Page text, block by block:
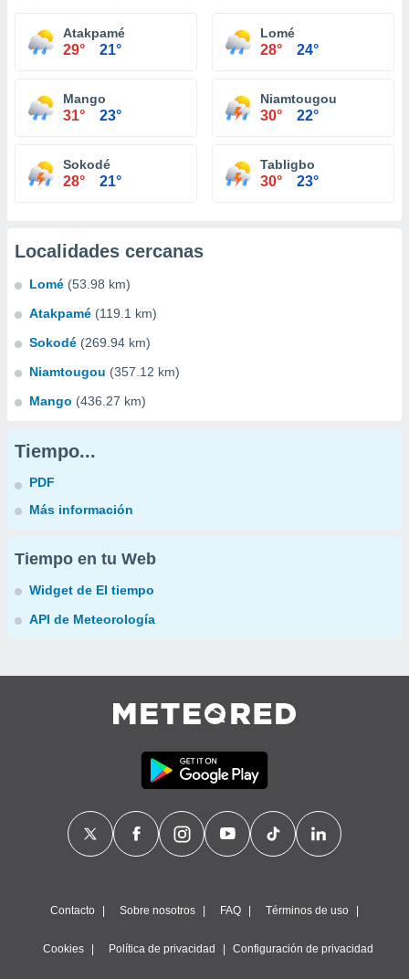
Atakpamé
29° 21°
Lomé
28° 24°
Mango
31° 23°
Niamtougou
30° 22°
Sokodé
28° 21°
Tabligbo
30° 23°
Localidades cercanas
Lomé (53.98 km)
Atakpamé (119.1 km)
Sokodé (269.94 km)
Niamtougou (357.12 km)
Mango (436.27 km)
Tiempo...
PDF
Más información
Tiempo en tu Web
Widget de El tiempo
API de Meteorología
Contacto Sobre nosotros FAQ Términos de uso
Cookies Política de privacidad Configuración de privacidad